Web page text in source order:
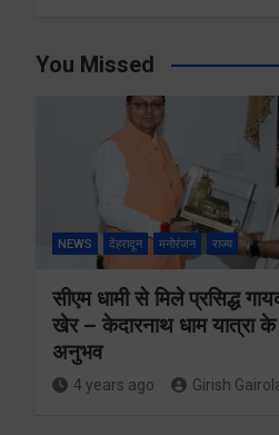
You Missed
NEWS देहरादून मनोरंजन राज्य
सीएम धामी से मिले प्रसिद्ध
खेर – केदारनाथ धाम यात्रा
अनुभव
4 years ago Girish